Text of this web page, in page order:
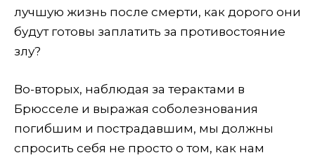
лучшую жизнь после смерти, как дорого они
будут готовы заплатить за противостояние
злу?
Во-вторых, наблюдая за терактами в
Брюсселе и выражая соболезнования
погибшим и пострадавшим, мы должны
спросить себя не просто о том, как нам